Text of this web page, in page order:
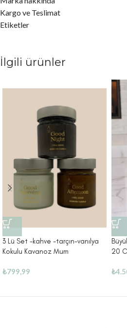
Kargo ve Teslimat
Etiketler
İlgili ürünler
3 Lü Set -kahve -tarçın-vanılya
Kokulu Kavanoz Mum
₺799,99
20
₺